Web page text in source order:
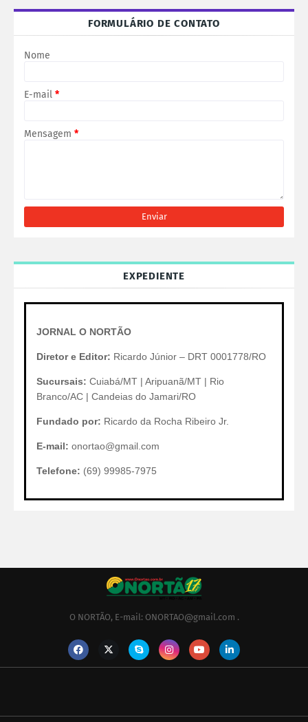
FORMULÁRIO DE CONTATO
Nome
E-mail *
Mensagem *
EXPEDIENTE
JORNAL O NORTÃO
Diretor e Editor: Ricardo Júnior – DRT 0001778/RO
Sucursais: Cuiabá/MT | Aripuanã/MT | Rio
Branco/AC | Candeias do Jamari/RO
Fundado por: Ricardo da Rocha Ribeiro Jr.
E-mail: onortao@gmail.com
Telefone: (69) 99985-7975
O NORTÃO, E-mail: ONORTAO@gmail.com .